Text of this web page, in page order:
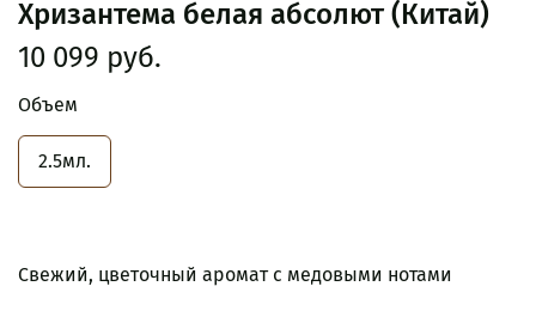
Хризантема белая абсолют (Китай)
10 099 руб.
Объем
2.5мл.
Свежий, цветочный аромат с медовыми нотами